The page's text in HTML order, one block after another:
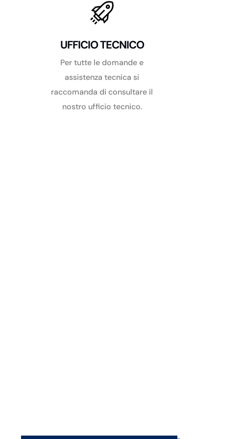
UFFICIO TECNICO
Per tutte le domande e
assistenza tecnica si
raccomanda di consultare il
nostro ufficio tecnico.